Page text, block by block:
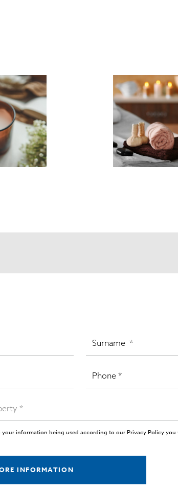
information being used according to ourPrivacy Policyyou
INFORMATION